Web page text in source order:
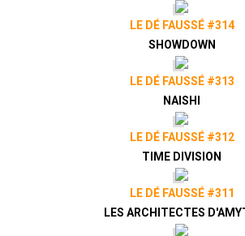
LE DÉ FAUSSÉ #314
SHOWDOWN
LE DÉ FAUSSÉ #313
NAISHI
LE DÉ FAUSSÉ #312
TIME DIVISION
LE DÉ FAUSSÉ #311
LES ARCHITECTES